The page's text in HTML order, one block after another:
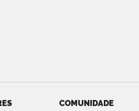
COMUNIDADE